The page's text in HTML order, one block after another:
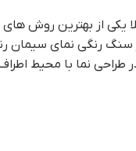
یکی از بهترین روش
سنگ رنگي نمای سیمان
طراحی نما با محیط